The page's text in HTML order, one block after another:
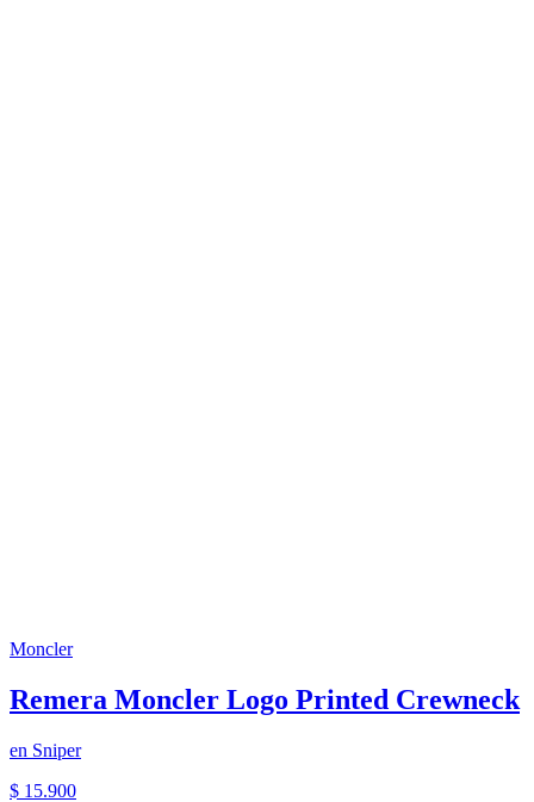
Moncler
Remera Moncler Logo Printed Crewneck
en Sniper
$ 15.900